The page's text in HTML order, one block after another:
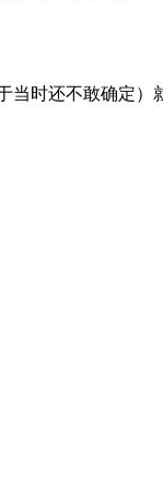
当时还不敢确定）